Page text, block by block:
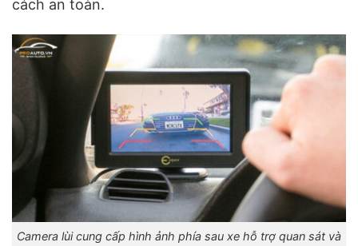
cách an toàn.
Camera lùi cung cấp hình ảnh phía sau xe hỗ trợ quan sát và